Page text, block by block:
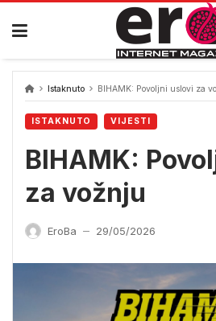
Skip
content
Istaknuto BIHAMK: Povoljni uslovi za
ISTAKNUTO VIJESTI
BIHAMK:
za vožnju
EroBa — 29/05/2026